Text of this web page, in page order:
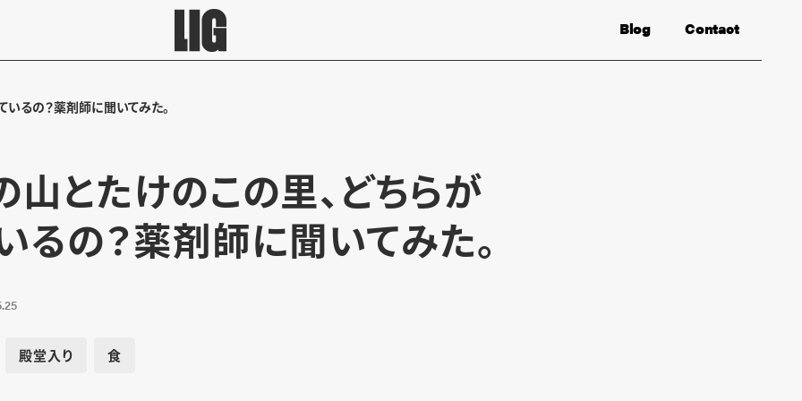
Contact
Blog
いるの？薬剤師に聞いてみた。
山とたけのこの里、どちらが
るの？薬剤師に聞いてみた。
殿堂入り 食